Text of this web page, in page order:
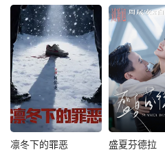
凛冬下的罪恶 盛夏芬德拉